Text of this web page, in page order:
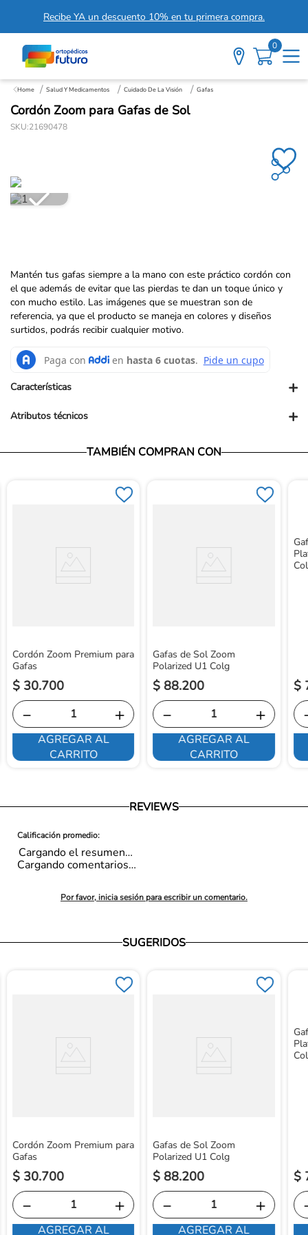
Recibe YA un descuento 10% en tu primera compra.
0
Salud Y Medicamentos Cuidado De La Visión Gafas
Cordón Zoom para Gafas de Sol
SKU:21690478
Mantén tus gafas siempre a la mano con este práctico cordón con
el que además de evitar que las pierdas te dan un toque único y
con mucho estilo. Las imágenes que se muestran son de
referencia, ya que el producto se maneja en colores y diseños
surtidos, podrás recibir cualquier motivo.
Características +
Atributos técnicos +
TAMBIÉN COMPRAN CON
Cordón Zoom Premium para
Gafas
$ 30.700
＋
－
AGREGAR AL
CARRITO
Gafas de Sol Zoom
Polarized U1 Colg
$ 88.200
＋
－
AGREGAR AL
CARRITO
$
REVIEWS
Cargando el resumen…
Por favor, inicia sesión para escribir un comentario.
Cargando comentarios…
SUGERIDOS
Cordón Zoom Premium para
Gafas
$ 30.700
＋
－
AGREGAR AL
Gafas de Sol Zoom
Polarized U1 Colg
$ 88.200
＋
－
AGREGAR AL
$